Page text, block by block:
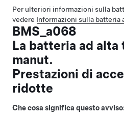
Per ulteriori informazioni sulla
vedere Informazioni sulla batteria
BMS_a068
La batteria ad
manut.
Prestazioni di
ridotte
Che cosa significa questo